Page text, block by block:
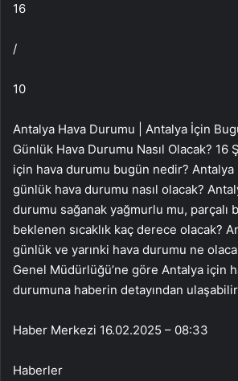
16
/
10
Antalya Hava Durumu | Antalya İçin
Günlük Hava Durumu Nasıl Olacak? 16
için hava durumu bugün nedir? Antalya
günlük hava durumu nasıl olacak?
durumu sağanak yağmurlu mu, parçalı
beklenen sıcaklık kaç derece olacak?
günlük ve yarınki hava durumu ne
Genel Müdürlüğü’ne göre Antalya için
durumuna haberin detayından
Haber Merkezi 16.02.2025 – 08:33
Haberler